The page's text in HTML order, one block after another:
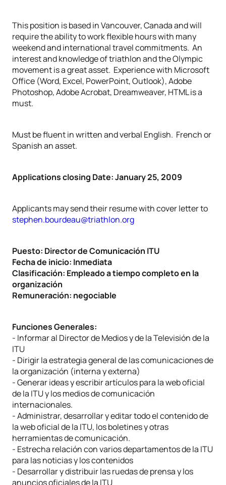
This position is based in Vancouver, Canada and will
require the ability to work flexible hours with many
weekend and international travel commitments. An
interest and knowledge of triathlon and the Olympic
movement is a great asset. Experience with Microsoft
Office (Word, Excel, PowerPoint, Outlook), Adobe
Photoshop, Adobe Acrobat, Dreamweaver, HTML is a
must.
Must be fluent in written and verbal English. French or
Spanish an asset.
Applications closing Date: January 25, 2009
Applicants may send their resume with cover letter to
stephen.bourdeau@triathlon.org
Puesto: Director de Comunicación ITU
Fecha de inicio: Inmediata
Clasificación: Empleado a tiempo completo en la
organización
Remuneración: negociable
Funciones Generales:
- Informar al Director de Medios y de la Televisión de la
ITU
- Dirigir la estrategia general de las comunicaciones de
la organización (interna y externa)
- Generar ideas y escribir artículos para la web oficial
de la ITU y los medios de comunicación
internacionales.
- Administrar, desarrollar y editar todo el contenido de
la web oficial de la ITU, los boletines y otras
herramientas de comunicación.
- Estrecha relación con varios departamentos de la ITU
para las noticias y los contenidos
- Desarrollar y distribuir las ruedas de prensa y los
anuncios oficiales de la ITU